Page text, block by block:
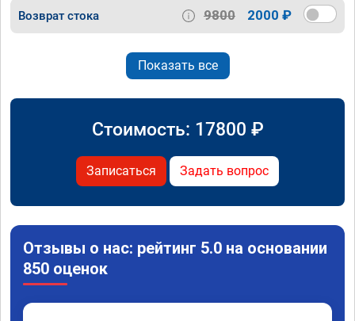
Возврат стока 9800 2000 ₽
Показать все
Стоимость: 17800 ₽
Записаться Задать вопрос
Отзывы о нас: рейтинг 5.0 на основании
850 оценок